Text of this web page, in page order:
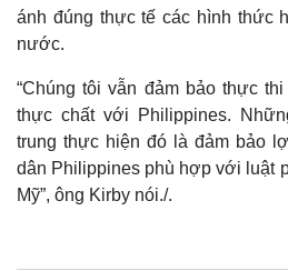
ánh đúng thực tế các hình thức
nước.
“Chúng tôi vẫn đảm bảo thực
thực chất với Philippines.
trung thực hiện đó là đảm bảo
dân Philippines phù hợp với luật
Mỹ”, ông Kirby nói./.